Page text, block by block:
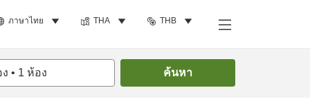
ภาษาไทย THA THB
• 1 ห้อง ค้นหา